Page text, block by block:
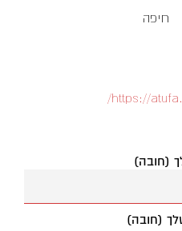
חיפה
https://
(חובה)
(חובה)